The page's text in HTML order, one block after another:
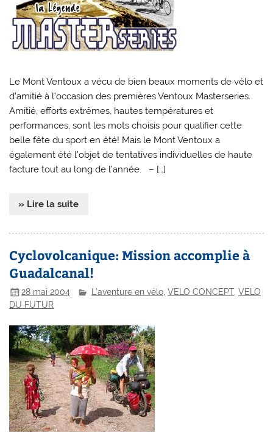
Le Mont Ventoux a vécu de bien beaux moments de vélo et
d’amitié à l’occasion des premières Ventoux Masterseries.
Amitié, efforts extrêmes, hautes températures et
performances, sont les mots choisis pour qualifier cette
belle fête du sport en été! Mais le Mont Ventoux a
également été l’objet de tentatives individuelles de haute
facture tout au long de l’année. – […]
» Lire la suite
Cyclovolcanique: Mission accomplie à
Guadalcanal!
28 mai 2004 L'aventure en vélo ,VELO CONCEPT,VELO
DU FUTUR